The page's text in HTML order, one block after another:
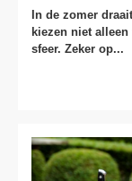
In de zomer
kiezen niet
sfeer. Zeker op...